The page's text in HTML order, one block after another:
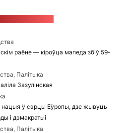
раёне — кіроўца мапеда збіў 59-
Палітыка
Зазулінская
ў сэрцы Еўропы, дзе жывуць
і дэмакратыі
Палітыка